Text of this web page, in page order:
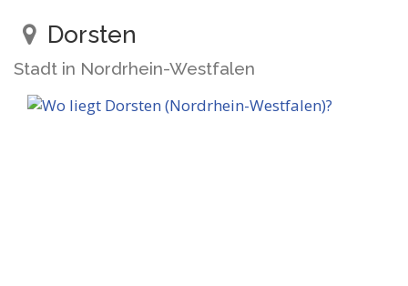
Dorsten
Stadt in Nordrhein-Westfalen